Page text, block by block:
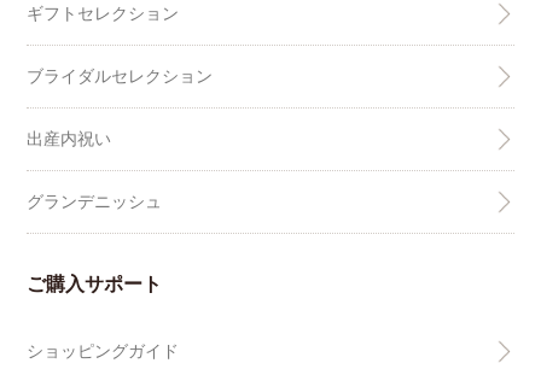
ギフトセレクション
ブライダルセレクション
出産内祝い
グランデニッシュ
ご購入サポート
ショッピングガイド